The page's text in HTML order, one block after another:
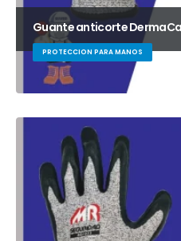
Guante anticorte
PROTECCION PARA MANOS